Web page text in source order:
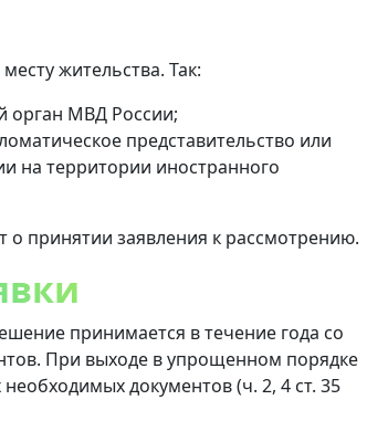
жительства. Так:
орган МВД России;
представительство или
на территории иностранного
о принятии заявления к рассмотрению.
принимается в течение года со
При выходе в упрощенном порядке
документов (ч. 2, 4 ст. 35